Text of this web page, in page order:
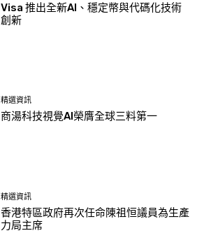
Visa 推出全新AI、穩定幣與代碼化技術
創新
精選資訊
商湯科技視覺AI榮膺全球三料第一
精選資訊
香港特區政府再次任命陳祖恒議員為生產
力局主席